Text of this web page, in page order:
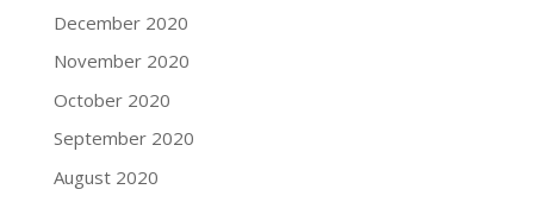
December 2020
November 2020
October 2020
September 2020
August 2020